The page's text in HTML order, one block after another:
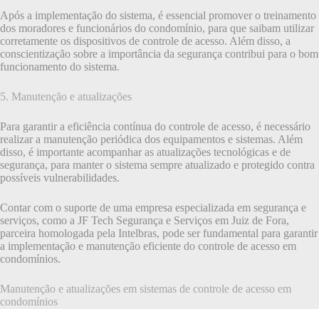
Após a implementação do sistema, é essencial promover o treinamento
dos moradores e funcionários do condomínio, para que saibam utilizar
corretamente os dispositivos de controle de acesso. Além disso, a
conscientização sobre a importância da segurança contribui para o bom
funcionamento do sistema.
5. Manutenção e atualizações
Para garantir a eficiência contínua do controle de acesso, é necessário
realizar a manutenção periódica dos equipamentos e sistemas. Além
disso, é importante acompanhar as atualizações tecnológicas e de
segurança, para manter o sistema sempre atualizado e protegido contra
possíveis vulnerabilidades.
Contar com o suporte de uma empresa especializada em segurança e
serviços, como a JF Tech Segurança e Serviços em Juiz de Fora,
parceira homologada pela Intelbras, pode ser fundamental para garantir
a implementação e manutenção eficiente do controle de acesso em
condomínios.
Manutenção e atualizações em sistemas de controle de acesso em
condomínios